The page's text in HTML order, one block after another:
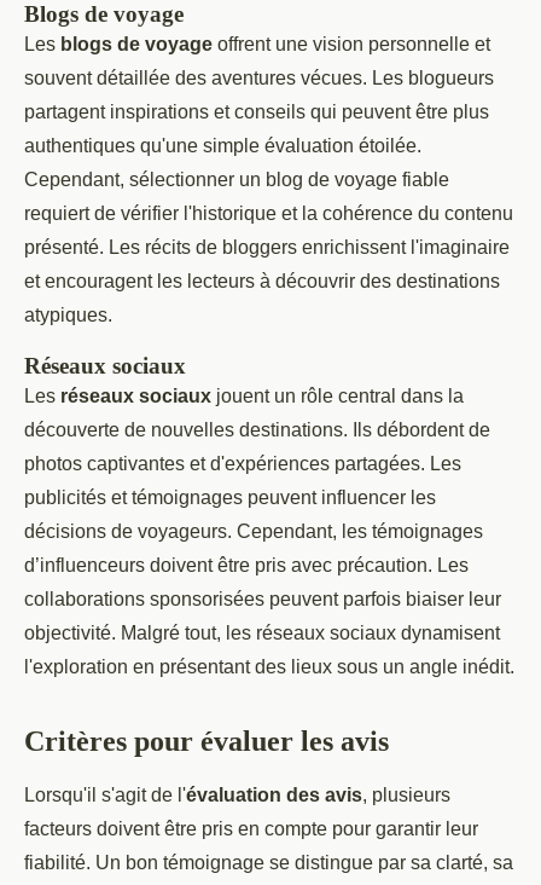
Blogs de voyage
Les blogs de voyage offrent une vision personnelle et
souvent détaillée des aventures vécues. Les blogueurs
partagent inspirations et conseils qui peuvent être plus
authentiques qu'une simple évaluation étoilée.
Cependant, sélectionner un blog de voyage fiable
requiert de vérifier l'historique et la cohérence du contenu
présenté. Les récits de bloggers enrichissent l'imaginaire
et encouragent les lecteurs à découvrir des destinations
atypiques.
Réseaux sociaux
Les réseaux sociaux jouent un rôle central dans la
découverte de nouvelles destinations. Ils débordent de
photos captivantes et d'expériences partagées. Les
publicités et témoignages peuvent influencer les
décisions de voyageurs. Cependant, les témoignages
d’influenceurs doivent être pris avec précaution. Les
collaborations sponsorisées peuvent parfois biaiser leur
objectivité. Malgré tout, les réseaux sociaux dynamisent
l'exploration en présentant des lieux sous un angle inédit.
Critères pour évaluer les avis
Lorsqu'il s'agit de l'évaluation des avis, plusieurs
facteurs doivent être pris en compte pour garantir leur
fiabilité. Un bon témoignage se distingue par sa clarté, sa